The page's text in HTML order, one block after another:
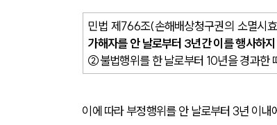
민법 제766조(손해배상청구권의 소멸
가해자를 안 날로부터 3년간 이를 행사하
②불법행위를 한 날로부터 10년을 경과한
이에 따라 부정행위를 안 날로부터 3년 이